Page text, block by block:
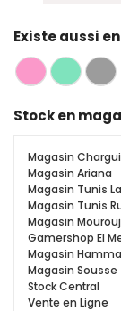
Existe aussi
Stock en
Magasin
Magasin Ariana
Magasin Tunis
Magasin Tunis
Magasin Mourouj
Gamershop El
Magasin
Magasin Sousse
Stock Central
Vente en Ligne